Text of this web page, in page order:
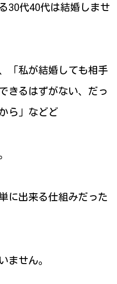
30代40代は結婚しませ
「私が結婚しても相手
きるはずがない、だっ
ら」などど
に出来る仕組みだった
ません。